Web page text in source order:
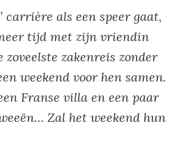
carrière als een speer gaat,
tijd met zijn vriendin
zoveelste zakenreis zonder
weekend voor hen samen.
Franse villa en een paar
Zal het weekend hun